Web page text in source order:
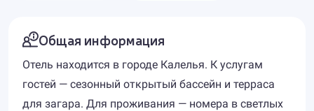
Общая информация
Отель находится в городе Калелья. К услугам
гостей — сезонный открытый бассейн и терраса
для загара. Для проживания — номера в светлых